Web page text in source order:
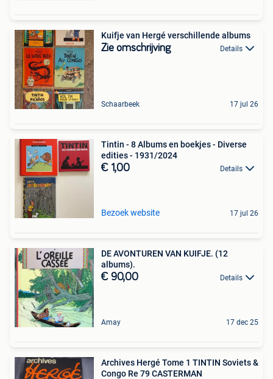
Kuifje van Hergé verschillende albums
Zie omschrijving Details
Schaarbeek 17 jul 26
Tintin - 8 Albums en boekjes - Diverse
edities - 1931/2024
€ 1,00 Details
Bezoek website 17 jul 26
DE AVONTUREN VAN KUIFJE. (12
albums).
€ 90,00 Details
Amay 17 dec 25
Archives Hergé Tome 1 TINTIN Soviets &
Congo Re 79 CASTERMAN